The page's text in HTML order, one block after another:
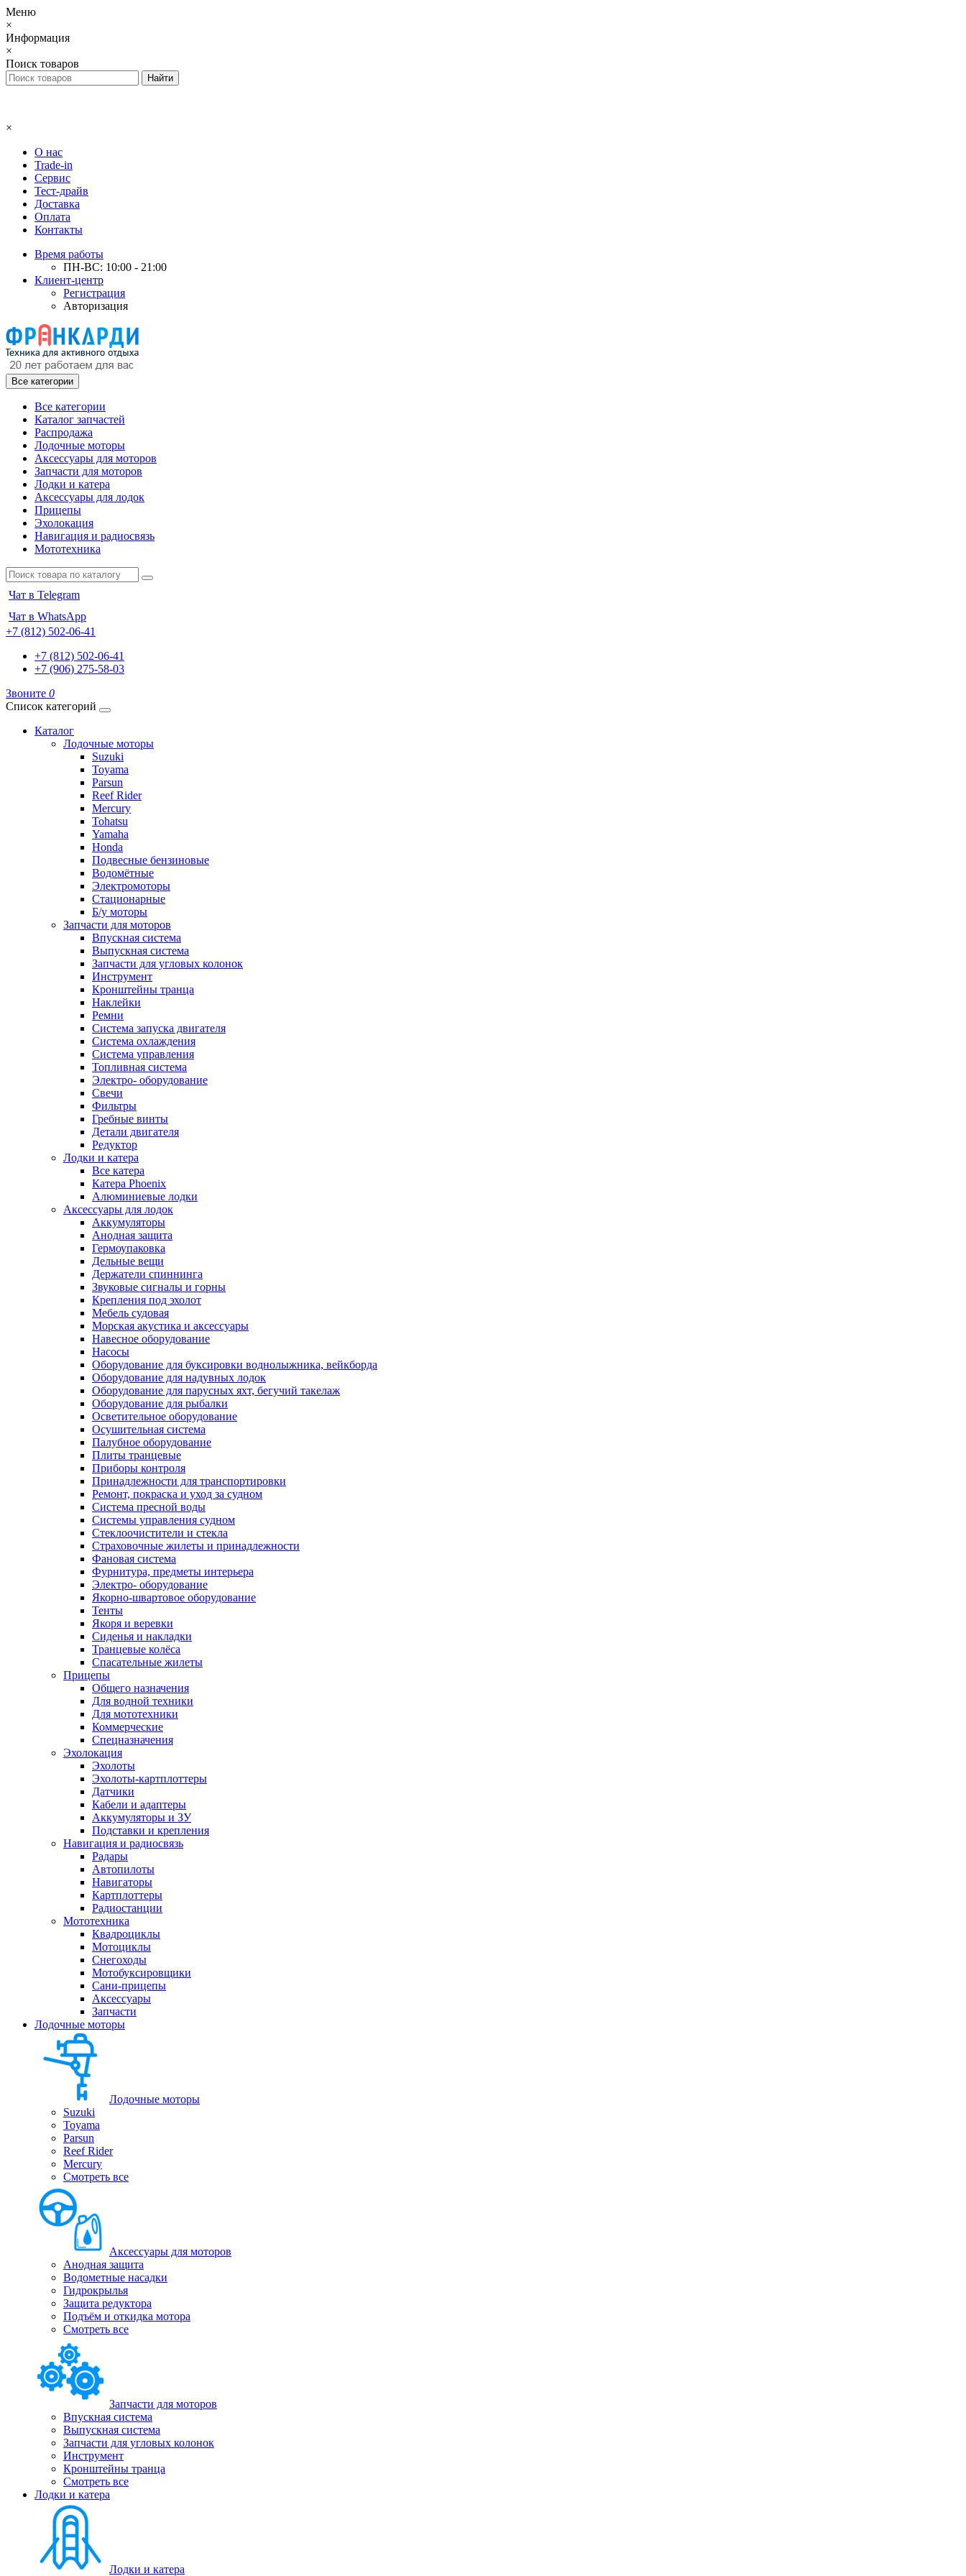
Меню
×
Информация
×
Поиск товаров
×
О нас
Trade-in
Сервис
Тест-драйв
Доставка
Оплата
Контакты
Время работы
ПН-ВС: 10:00 - 21:00
Клиент-центр
Регистрация
Авторизация
Все категории
Все категории
Каталог запчастей
Распродажа
Лодочные моторы
Аксессуары для моторов
Запчасти для моторов
Лодки и катера
Аксессуары для лодок
Прицепы
Эхолокация
Навигация и радиосвязь
Мототехника
Чат в Telegram
Чат в WhatsApp
+7 (812) 502-06-41
+7 (812) 502-06-41
+7 (906) 275-58-03
Звоните 0
Список категорий
Каталог
Лодочные моторы
Suzuki
Toyama
Parsun
Reef Rider
Mercury
Tohatsu
Yamaha
Honda
Подвесные бензиновые
Водомётные
Электромоторы
Стационарные
Б/у моторы
Запчасти для моторов
Впускная система
Выпускная система
Запчасти для угловых колонок
Инструмент
Кронштейны транца
Наклейки
Ремни
Система запуска двигателя
Система охлаждения
Система управления
Топливная система
Электро- оборудование
Свечи
Фильтры
Гребные винты
Детали двигателя
Редуктор
Лодки и катера
Все катера
Катера Phoenix
Алюминиевые лодки
Аксессуары для лодок
Аккумуляторы
Анодная защита
Гермоупаковка
Дельные вещи
Держатели спиннинга
Звуковые сигналы и горны
Крепления под эхолот
Мебель судовая
Морская акустика и аксессуары
Навесное оборудование
Насосы
Оборудование для буксировки воднолыжника, вейкборда
Оборудование для надувных лодок
Оборудование для парусных яхт, бегучий такелаж
Оборудование для рыбалки
Осветительное оборудование
Осушительная система
Палубное оборудование
Плиты транцевые
Приборы контроля
Принадлежности для транспортировки
Ремонт, покраска и уход за судном
Система пресной воды
Системы управления судном
Стеклоочистители и стекла
Страховочные жилеты и принадлежности
Фановая система
Фурнитура, предметы интерьера
Электро- оборудование
Якорно-швартовое оборудование
Тенты
Якоря и веревки
Сиденья и накладки
Транцевые колёса
Спасательные жилеты
Прицепы
Общего назначения
Для водной техники
Для мототехники
Коммерческие
Спецназначения
Эхолокация
Эхолоты
Эхолоты-картплоттеры
Датчики
Кабели и адаптеры
Аккумуляторы и ЗУ
Подставки и крепления
Навигация и радиосвязь
Радары
Автопилоты
Навигаторы
Картплоттеры
Радиостанции
Мототехника
Квадроциклы
Мотоциклы
Снегоходы
Мотобуксировщики
Сани-прицепы
Аксессуары
Запчасти
Лодочные моторы
Лодочные моторы
Suzuki
Toyama
Parsun
Reef Rider
Mercury
Смотреть все
Аксессуары для моторов
Анодная защита
Водометные насадки
Гидрокрылья
Защита редуктора
Подъём и откидка мотора
Смотреть все
Запчасти для моторов
Впускная система
Выпускная система
Запчасти для угловых колонок
Инструмент
Кронштейны транца
Смотреть все
Лодки и катера
Лодки и катера